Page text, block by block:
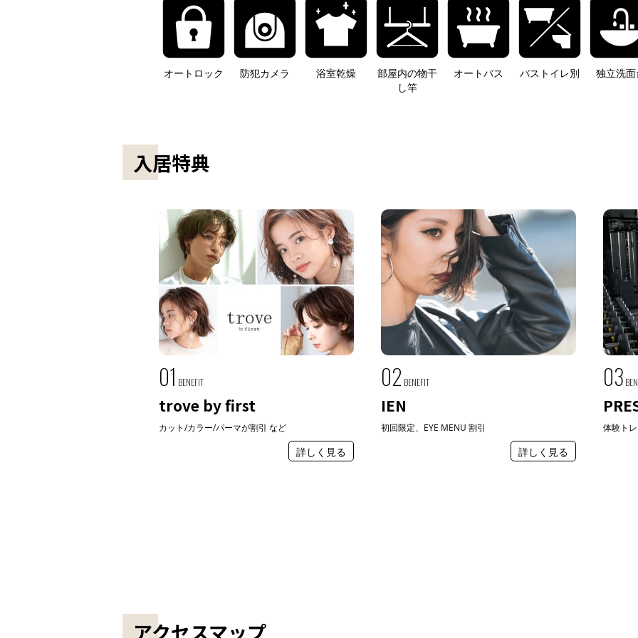
オートロック 防犯カメラ 浴室乾燥
部屋内の物干
し竿
オートバス バストイレ別 独立洗
入居特典
01 BENEFIT
trove by first
カット/カラー/パーマが割引 など
詳しく見る
02 BENEFIT
IEN
初回限定、EYE MENU 割引
詳しく見る
03
体験ト
アクセスマップ